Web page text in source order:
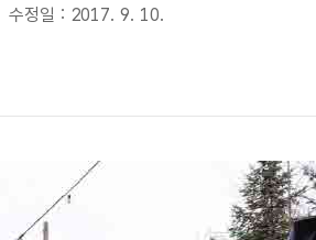
수정일 : 2017. 9. 10.